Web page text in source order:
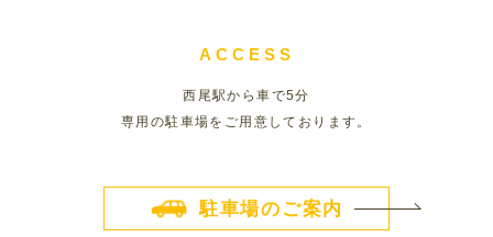
ACCESS
西尾駅から車で5分
専用の駐車場をご用意しております。
駐車場のご案内